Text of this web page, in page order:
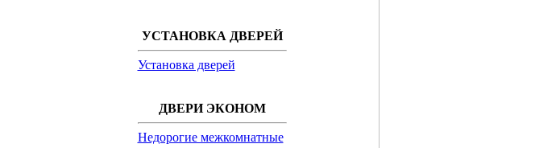
УСТАНОВКА ДВЕРЕЙ
Установка дверей
ДВЕРИ ЭКОНОМ
Недорогие межкомнатные